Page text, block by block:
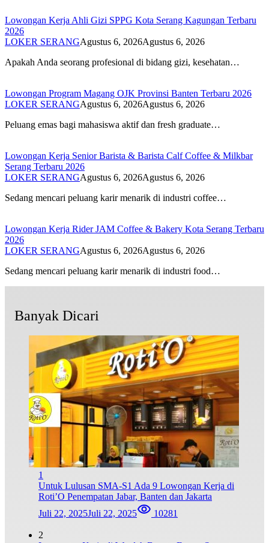
Lowongan Kerja Ahli Gizi SPPG Kota Serang Kagungan Terbaru
2026
LOKER SERANGAgustus 6, 2026Agustus 6, 2026
Apakah Anda seorang profesional di bidang gizi, kesehatan…
Lowongan Program Magang OJK Provinsi Banten Terbaru 2026
LOKER SERANGAgustus 6, 2026Agustus 6, 2026
Peluang emas bagi mahasiswa aktif dan fresh graduate…
Lowongan Kerja Senior Barista & Barista Calf Coffee & Milkbar
Serang Terbaru 2026
LOKER SERANGAgustus 6, 2026Agustus 6, 2026
Sedang mencari peluang karir menarik di industri coffee…
Lowongan Kerja Rider JAM Coffee & Bakery Kota Serang Terbaru
2026
LOKER SERANGAgustus 6, 2026Agustus 6, 2026
Sedang mencari peluang karir menarik di industri food…
Banyak Dicari
1
Untuk Lulusan SMA-S1 Ada 9 Lowongan Kerja di
Roti’O Penempatan Jabar, Banten dan Jakarta
Juli 22, 2025Juli 22, 2025 10281
2